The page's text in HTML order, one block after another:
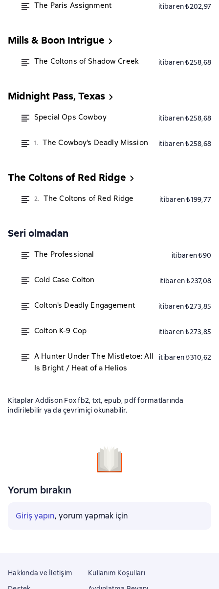
The Paris Assignment itibaren ₺202,97
Mills & Boon Intrigue
The Coltons of Shadow Creek itibaren ₺258,68
Midnight Pass, Texas
Special Ops Cowboy itibaren ₺258,68
1. The Cowboy's Deadly Mission itibaren ₺258,68
The Coltons of Red Ridge
2. The Coltons of Red Ridge itibaren ₺199,77
Seri olmadan
The Professional itibaren ₺90
Cold Case Colton itibaren ₺237,08
Colton's Deadly Engagement itibaren ₺273,85
Colton K-9 Cop itibaren ₺273,85
A Hunter Under The Mistletoe: All
Is Bright / Heat of a Helios
itibaren ₺310,62
Kitaplar Addison Fox fb2, txt, epub, pdf formatlarında
indirilebilir ya da çevrimiçi okunabilir.
Yorum bırakın
Giriş yapın, yorum yapmak için
Hakkında ve İletişim
Kullanım Koşulları